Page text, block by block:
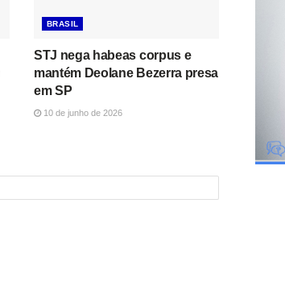
BRASIL
STJ nega habeas corpus e
mantém Deolane Bezerra presa
em SP
10 de junho de 2026